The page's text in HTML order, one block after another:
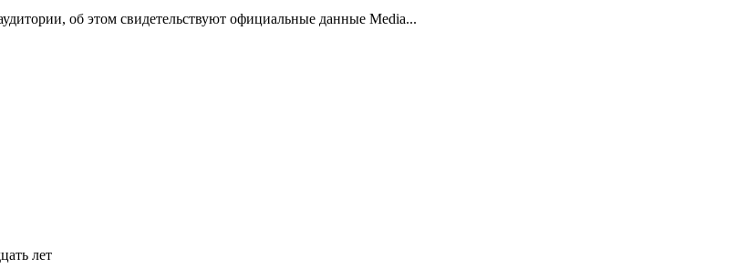
об этом свидетельствуют официальные данные Media...
лет